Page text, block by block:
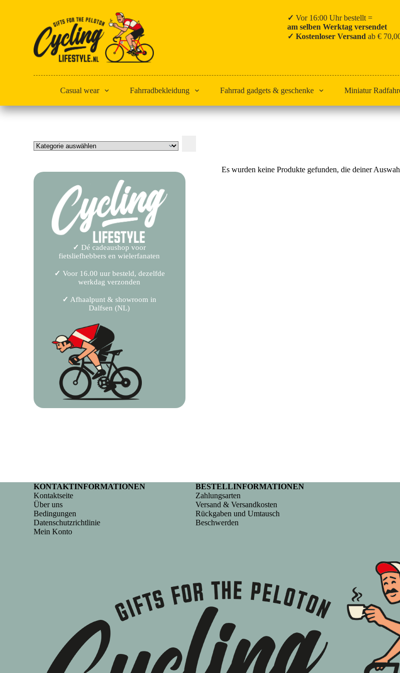
✓ Vor 16:00 Uhr bestellt =
am selben Werktag versendet
✓ Kostenloser Versand ab €
Casual wear Fahrradbekleidung Fahrrad gadgets & geschenke Miniatur
Es wurden keine Produkte gefunden, die deiner
auswählen
✓ Dé cadeaushop voor
fietsliefhebbers en wielerfanaten
✓ Voor 16.00 uur besteld, dezelfde
werkdag verzonden
✓ Afhaalpunt & showroom in
Dalfsen (NL)
KONTAKTINFORMATIONEN
Kontaktseite
Über uns
Bedingungen
Datenschutzrichtlinie
Mein Konto
BESTELLINFORMATIONEN
Zahlungsarten
Versand & Versandkosten
Rückgaben und Umtausch
Beschwerden